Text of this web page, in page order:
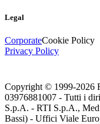
Legal
CorporateCookie Policy
Privacy Policy
Copyright © 1999-2026
03976881007 - Tutti i
S.p.A. - RTI S.p.A.,
Bassi) - Uffici Viale